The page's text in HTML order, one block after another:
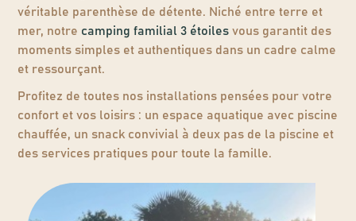
véritable parenthèse de détente. Niché entre terre et
mer, notre camping familial 3 étoilesvous garantit des
moments simples et authentiques dans un cadre calme
et ressourçant.
Profitez de toutes nos installations pensées pour votre
confort et vos loisirs : un espace aquatique avec piscine
chauffée, un snack convivial à deux pas de la piscine et
des services pratiques pour toute la famille.